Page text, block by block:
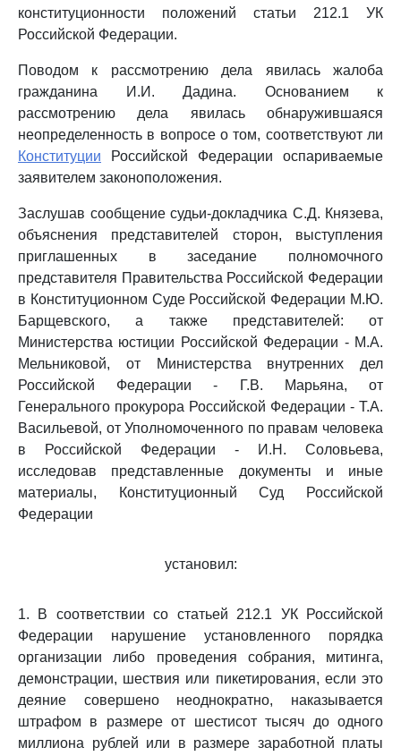
конституционности положений статьи 212.1 УК
Российской Федерации.
Поводом к рассмотрению дела явилась жалоба
гражданина И.И. Дадина. Основанием к
рассмотрению дела явилась обнаружившаяся
неопределенность в вопросе о том, соответствуют ли
Конституции Российской Федерации оспариваемые
заявителем законоположения.
Заслушав сообщение судьи-докладчика С.Д. Князева,
объяснения представителей сторон, выступления
приглашенных в заседание полномочного
представителя Правительства Российской Федерации
в Конституционном Суде Российской Федерации М.Ю.
Барщевского, а также представителей: от
Министерства юстиции Российской Федерации - М.А.
Мельниковой, от Министерства внутренних дел
Российской Федерации - Г.В. Марьяна, от
Генерального прокурора Российской Федерации - Т.А.
Васильевой, от Уполномоченного по правам человека
в Российской Федерации - И.Н. Соловьева,
исследовав представленные документы и иные
материалы, Конституционный Суд Российской
Федерации
установил:
1. В соответствии со статьей 212.1 УК Российской
Федерации нарушение установленного порядка
организации либо проведения собрания, митинга,
демонстрации, шествия или пикетирования, если это
деяние совершено неоднократно, наказывается
штрафом в размере от шестисот тысяч до одного
миллиона рублей или в размере заработной платы